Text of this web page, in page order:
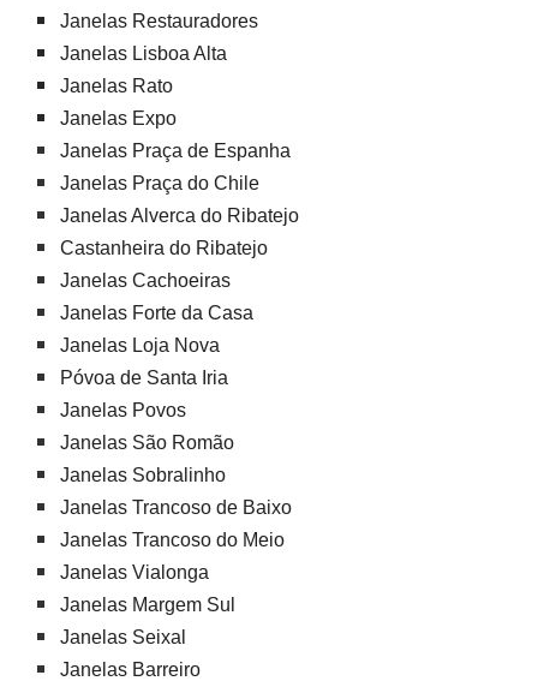
Janelas Restauradores
Janelas Lisboa Alta
Janelas Rato
Janelas Expo
Janelas Praça de Espanha
Janelas Praça do Chile
Janelas Alverca do Ribatejo
Castanheira do Ribatejo
Janelas Cachoeiras
Janelas Forte da Casa
Janelas Loja Nova
Póvoa de Santa Iria
Janelas Povos
Janelas São Romão
Janelas Sobralinho
Janelas Trancoso de Baixo
Janelas Trancoso do Meio
Janelas Vialonga
Janelas Margem Sul
Janelas Seixal
Janelas Barreiro